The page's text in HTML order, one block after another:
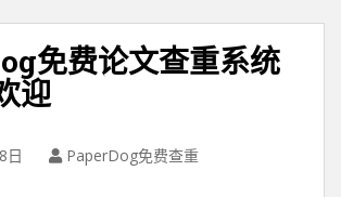
免费论文查重系统
迎
日 PaperDog免费查重